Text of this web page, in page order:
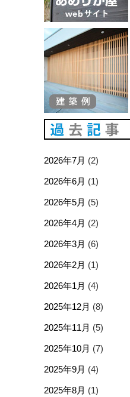
2026年7月 (2)
2026年6月 (1)
2026年5月 (5)
2026年4月 (2)
2026年3月 (6)
2026年2月 (1)
2026年1月 (4)
2025年12月 (8)
2025年11月 (5)
2025年10月 (7)
2025年9月 (4)
2025年8月 (1)